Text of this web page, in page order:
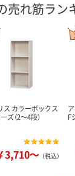
売れ筋ラン
ス カラーボックス
ズ（2～4段）
3,710～ （税込）
F